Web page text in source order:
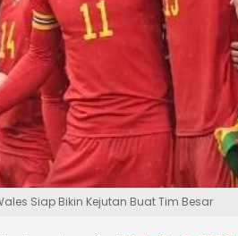
Siap Bikin Kejutan Buat Tim Besar